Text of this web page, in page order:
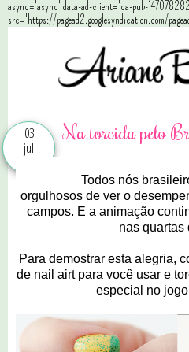
async='async' data-ad-client='ca-pub-
src='https://pagead2.googlesyndication.com/
03
jul
2014
Na torcida pelo
Todos nós
orgulhosos de ver o
campos. E a animação
nas quartas
Para demostrar esta alegria,
de nail airt para você usar e
especial no